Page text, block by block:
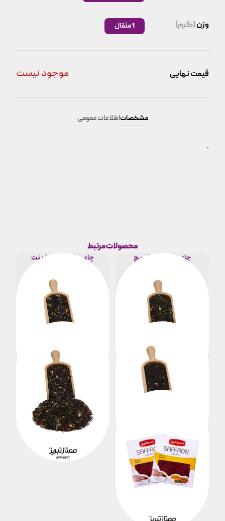
وزن(گرم) 1 مثقال
قیمت نهایی موجود نیست
مشخصاتاطلاعات عمومی
.
محصولات مرتبط
چای مراکشی گل ریچ
هر کیلو
718,000
چای مراکشی گل ارینت
هر کیلو
718,000
چای مراکشی توت فرنگی
هر کیلو
718,000
چای مراکشی پشن فروت
718,000